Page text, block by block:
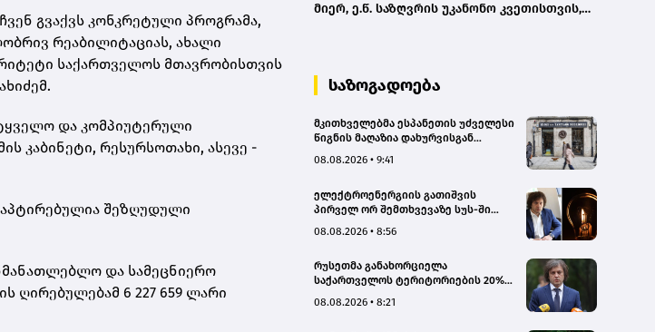
გვაქვს კონკრეტული პროგრამა,
რეაბილიტაციას, ახალი
საქართველოს მთავრობისთვის
და კომპიუტერული
კაბინეტი, რესურსოთახი, ასევე -
შეზღუდული
და სამეცნიერო
ღირებულებამ 6 227 659 ლარი
მიერ, ე.წ. საზღვრის უკანონო კვეთისთვის,
სახალხო დამცველი
საზოგადოება
მკითხველებმა ესპანეთის უძველესი
წიგნის მაღაზია დახურვისგან
08.08.2026 • 9:41
ელექტროენერგიის გათიშვის
პირველ ორ შემთხვევაზე სუს-ში
გათიშვას ჰქონდა კონკრეტული
სამუშაოები ენგურჰესზე - კობახიძე
08.08.2026 • 8:56
რუსეთმა განახორციელა
საქართველოს ტერიტორიების 20%-
რეჟიმის და „ნაცმოძრაობის“
08.08.2026 • 8:21